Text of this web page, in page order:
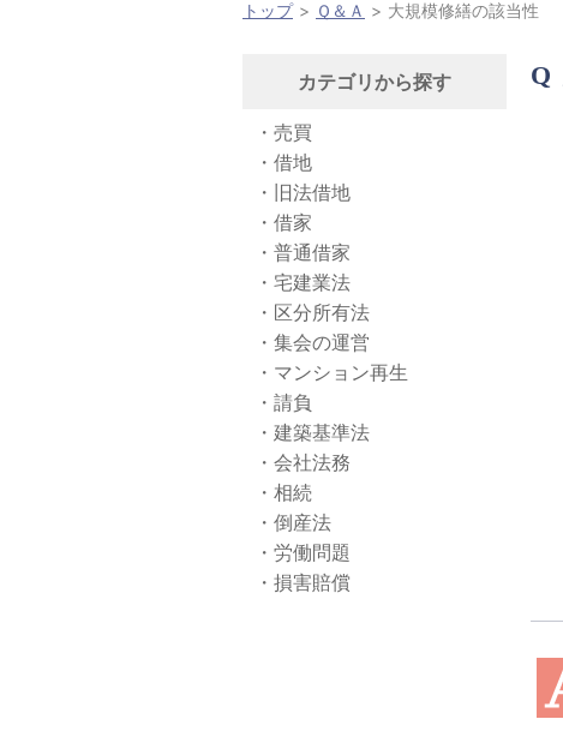
トップ Ｑ＆Ａ 大規模修繕の該当性
カテゴリから探す
売買
借地
旧法借地
借家
普通借家
宅建業法
区分所有法
集会の運営
マンション再生
請負
建築基準法
会社法務
相続
倒産法
労働問題
損害賠償